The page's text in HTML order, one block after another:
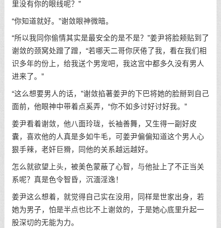
里没有你的眼线呢？”
“你知道就好。”谢敛眼神微暗。
“所以我同你偷情其实是最安全的是不是？”姜尹将脸颊贴到了
谢敛的颈窝处蹭了蹭，“若哪天二哥你厌倦了我，看在我们相
识多年的份上，给我送个男宠吧，我这宫中都多久没有男人
进来了。”
“这么想要男人的话，”谢敛掐著姜尹的下巴将她的脸掰到自己
面前，他眼神中带着点奚弄，“你不如多讨好讨好我。”
姜尹看着谢敛，他八面玲珑，长袖善舞，又生得一副好皮
囊，喜欢他的人真是多如牛毛，可姜尹偏偏知道这个男人心
狠手辣，老奸巨猾，同他的关系越远越好。
怎么就欲望上头，被美色蒙蔽了心智，与他扯上了不正当关
系呢？真是色令智昏，沉湎淫逸！
姜尹这么想着，就觉得自己实在没用，同样是世家出身，若
她为男子，怕是半点也比不上谢敛的，于是她心底里升起一
股深切的无能为力。